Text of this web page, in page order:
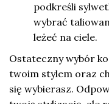
podkreśli
wybrać
leżeć na ciele.
Ostateczny wybór
twoim stylem oraz
się wybierasz.